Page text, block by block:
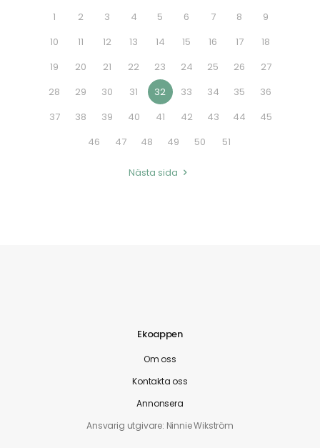
1 2 3 4 5 6 7 8
9
10
11 12 13 14 15 16 17
18
19
20 21 22 23 24 25 26
27
28
29 30 31 32 33 34 35
36
37
38 39 40 41 42 43 44
45
46
47 48 49 50 51
Nästa sida
Ekoappen
Om oss
Kontakta oss
Annonsera
Ansvarig utgivare: Ninnie Wikström